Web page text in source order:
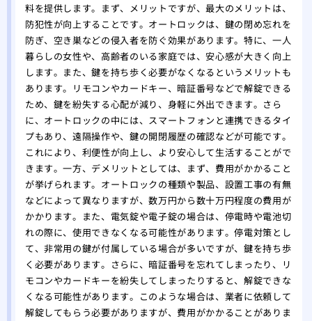
料を提供します。まず、メリットですが、最大のメリットは、
防犯性が向上することです。オートロックは、鍵の閉め忘れを
防ぎ、空き巣などの侵入者を防ぐ効果があります。特に、一人
暮らしの女性や、高齢者のいる家庭では、安心感が大きく向上
します。また、鍵を持ち歩く必要がなくなるというメリットも
あります。リモコンやカードキー、暗証番号などで解錠できる
ため、鍵を紛失する心配が減り、身軽に外出できます。さら
に、オートロックの中には、スマートフォンと連携できるタイ
プもあり、遠隔操作や、鍵の開閉履歴の確認などが可能です。
これにより、利便性が向上し、より安心して生活することがで
きます。一方、デメリットとしては、まず、費用がかかること
が挙げられます。オートロックの種類や製品、設置工事の有無
などによって異なりますが、数万円から数十万円程度の費用が
かかります。また、電気錠や電子錠の場合は、停電時や電池切
れの際に、使用できなくなる可能性があります。停電対策とし
て、非常用の鍵が付属している場合が多いですが、鍵を持ち歩
く必要があります。さらに、暗証番号を忘れてしまったり、リ
モコンやカードキーを紛失してしまったりすると、解錠できな
くなる可能性があります。このような場合は、業者に依頼して
解錠してもらう必要がありますが、費用がかかることがありま